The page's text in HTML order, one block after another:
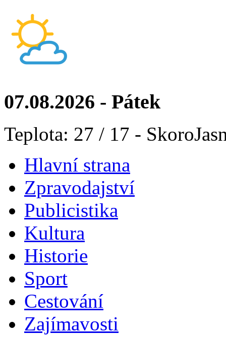
07.08.2026 - Pátek
Teplota: 27 / 17 -
Hlavní strana
Zpravodajství
Publicistika
Kultura
Historie
Sport
Cestování
Zajímavosti